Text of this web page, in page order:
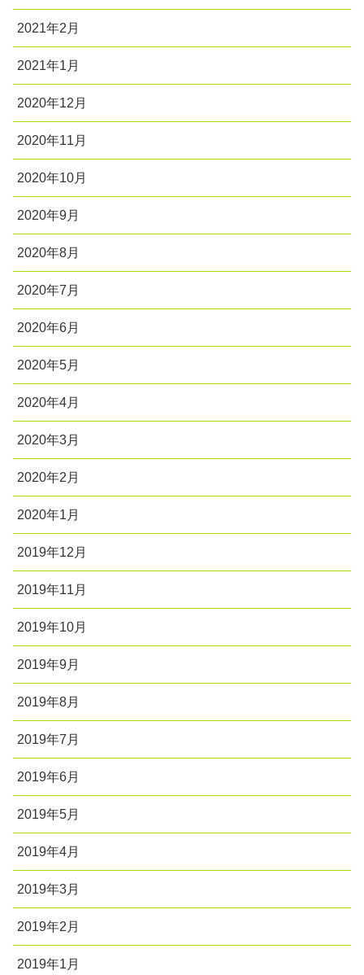
2021年2月
2021年1月
2020年12月
2020年11月
2020年10月
2020年9月
2020年8月
2020年7月
2020年6月
2020年5月
2020年4月
2020年3月
2020年2月
2020年1月
2019年12月
2019年11月
2019年10月
2019年9月
2019年8月
2019年7月
2019年6月
2019年5月
2019年4月
2019年3月
2019年2月
2019年1月